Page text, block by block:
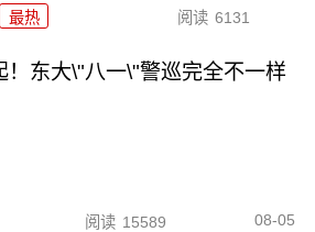
最热 阅读 6131
！东大\"八一\"警巡完全不一样
阅读 15589 08-05